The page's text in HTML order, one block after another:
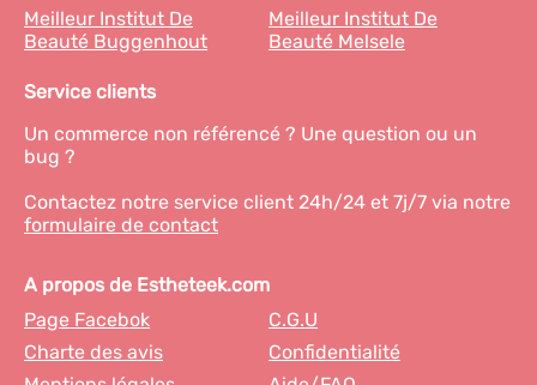
Meilleur Institut De
Beauté Buggenhout
Meilleur Institut De
Beauté Melsele
Service clients
Un commerce non référencé ? Une question ou un
bug ?
Contactez notre service client 24h/24 et 7j/7 via notre
formulaire de contact
A propos de Estheteek.com
Page Facebok
C.G.U
Charte des avis
Confidentialité